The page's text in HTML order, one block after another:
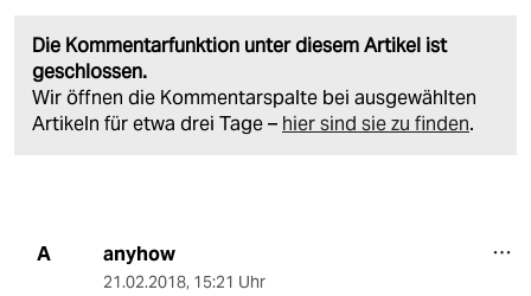
Die Kommentarfunktion unter diesem Artikel ist
geschlossen.
Wir öffnen die Kommentarspalte bei ausgewählten
Artikeln für etwa drei Tage – hier sind sie zu finden.
A anyhow
21.02.2018, 15:21 Uhr